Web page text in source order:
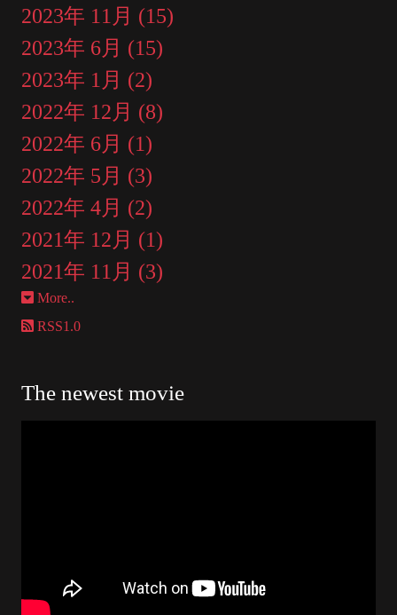
2023年 11月 (15)
2023年 6月 (15)
2023年 1月 (2)
2022年 12月 (8)
2022年 6月 (1)
2022年 5月 (3)
2022年 4月 (2)
2021年 12月 (1)
2021年 11月 (3)
More..
RSS1.0
The newest movie